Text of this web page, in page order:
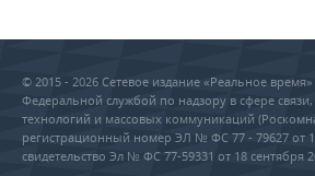
© 2015 - 2026 Сетевое издание «Реальное
Федеральной службой по надзору в сфере
технологий и массовых коммуникаций
регистрационный номер ЭЛ № ФС 77 - 79627 от
свидетельство Эл № ФС 77-59331 от 18 сентября